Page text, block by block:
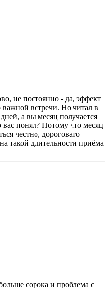
не постоянно - да, эффект
важной встречи. Но читал в
а вы месяц получается
понял? Потому что месяц
честно, дороговато
такой длительности приёма
сорока и проблема с